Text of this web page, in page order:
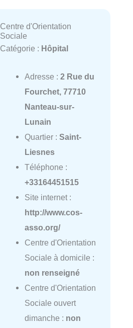
Centre d'Orientation
Sociale
Catégorie : Hôpital
Adresse : 2 Rue du
Fourchet, 77710
Nanteau-sur-
Lunain
Quartier : Saint-
Liesnes
Téléphone :
+33164451515
Site internet :
http://www.cos-
asso.org/
Centre d'Orientation
Sociale à domicile :
non renseigné
Centre d'Orientation
Sociale ouvert
dimanche : non